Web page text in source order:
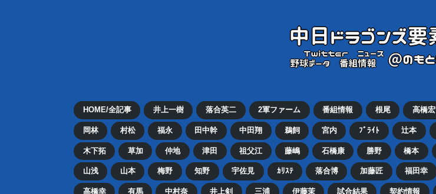
HOME/全記事 井上一樹 落合英二 2軍ファーム 番組情報 根尾 高橋宏
岡林 村松 福永 田中幹 中田翔 鵜飼 宮内 ﾌﾞﾗｲﾄ 辻本
木下拓 草加 仲地 津田 祖父江 藤嶋 石橋康 勝野 橋本
山浅 山本 梅野 知野 宇佐見 ｶﾘｽﾃ 落合博 加藤匠 福田幸
高橋幸 有馬 中村奈 井上剣 三浦 伊藤茉 試合結果 契約情報